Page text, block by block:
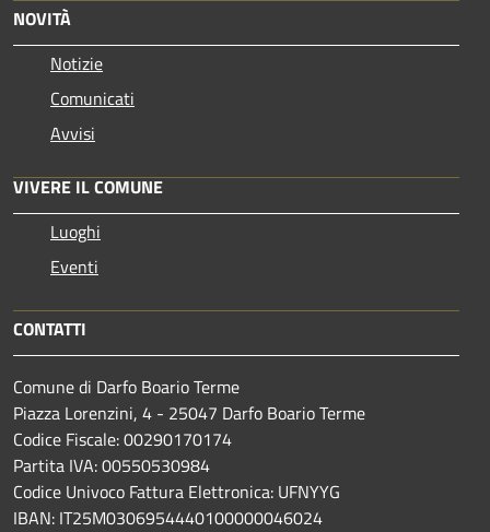
NOVITÀ
Notizie
Comunicati
Avvisi
VIVERE IL COMUNE
Luoghi
Eventi
CONTATTI
Comune di Darfo Boario Terme
Piazza Lorenzini, 4 - 25047 Darfo Boario Terme
Codice Fiscale: 00290170174
Partita IVA: 00550530984
Codice Univoco Fattura Elettronica: UFNYYG
IBAN: IT25M0306954440100000046024